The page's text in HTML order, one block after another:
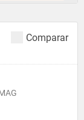
Comparar